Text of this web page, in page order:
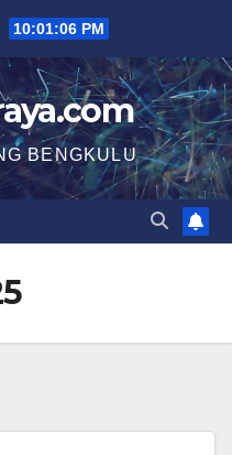
10:01:07 PM
BENGKULU